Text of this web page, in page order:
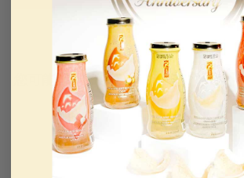
您可能還對：